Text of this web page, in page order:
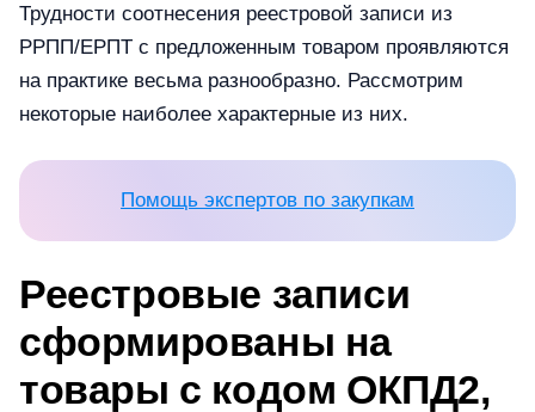
Трудности соотнесения реестровой записи из
РРПП/ЕРПТ с предложенным товаром проявляются
на практике весьма разнообразно. Рассмотрим
некоторые наиболее характерные из них.
Помощь экспертов по закупкам
Реестровые записи
сформированы на
товары с кодом ОКПД2,